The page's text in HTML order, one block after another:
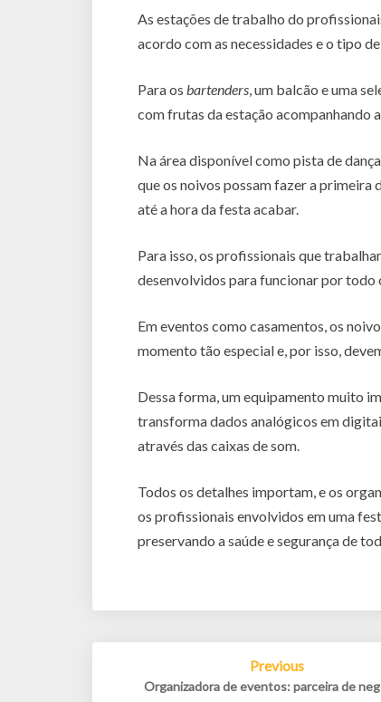
As estações de trabalho do
acordo com as necessidades e o tipo
Para os bartenders , um balcão e uma
com frutas da estação acompanhando
Na área disponível como pista de
que os noivos possam fazer a primeira
até a hora da festa acabar.
Para isso, os profissionais que
desenvolvidos para funcionar por todo
Em eventos como casamentos, os
momento tão especial e, por isso,
Dessa forma, um equipamento muito
transforma dados analógicos em
através das caixas de som.
Todos os detalhes importam, e os
os profissionais envolvidos em uma
preservando a saúde e segurança de
navigation
Previous
Organizadora de eventos: parceira de